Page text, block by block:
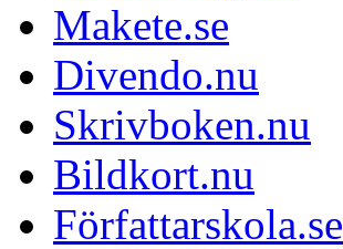
Makete.se
Divendo.nu
Skrivboken.nu
Bildkort.nu
Författarskola.se